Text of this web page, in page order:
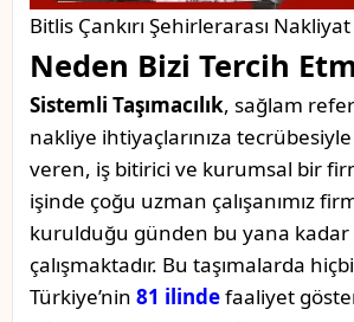
Bitlis Çankırı Şehirlerarası Nakliyat
Neden Bizi Tercih
Sistemli Taşımacılık, sağlam
nakliye ihtiyaçlarınıza tecrübesiyle
veren, iş bitirici ve kurumsal bir
işinde çoğu uzman çalışanımız
kurulduğu günden bu yana kadar
çalışmaktadır. Bu taşımalarda
Türkiye’nin 81 ilindefaaliyet